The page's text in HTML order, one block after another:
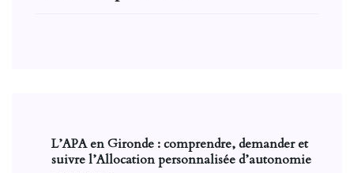
L’APA en Gironde : comprendre, demander et
suivre l’Allocation personnalisée d’autonomie